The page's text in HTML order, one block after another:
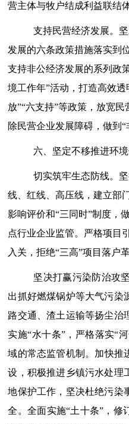
营主体与牧户结成利益联结
支持民营经济发展。
发展的六条政策措施落实到
支持非公经济发展的系列政
境工作年”活动，打造高效
放”“六支持”等政策，放宽
除民营企业发展障碍，做到“
六、坚定不移推进环
切实筑牢生态防线。
线、红线、高压线，建立部
影响评价和“三同时”制度，
点行业企业监管。严格项目
入关，拒绝“三高”项目落户革
坚决打赢污染防治攻坚
出抓好燃煤锅炉等大气污染
路交通、渣土运输等扬尘治
实施“水十条”，严格落实“
域的常态监管机制 。 加快推
设，积极推进乡镇污水处理
地保护工作，坚决杜绝污染
全。 全面实施“土十条”，修